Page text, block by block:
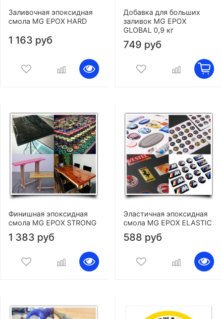
Заливочная эпоксидная
смола MG EPOX HARD
1 163 руб
Добавка для больших
заливок MG EPOX
GLOBAL 0,9 кг
749 руб
Финишная эпоксидная
смола MG EPOX STRONG
1 383 руб
Эластичная эпоксидная
смола MG EPOX ELASTIC
588 руб